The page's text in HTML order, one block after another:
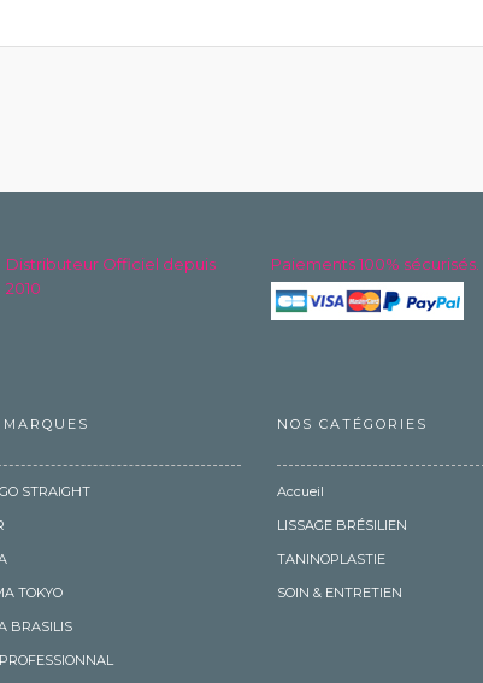
Distributeur Officiel depuis
2010
Paiements 100% sécurisés.
STRAIGHT
TOKYO
BRASILIS
NOS CATÉGORIES
Accueil
LISSAGE BRÉSILIEN
TANINOPLASTIE
SOIN & ENTRETIEN